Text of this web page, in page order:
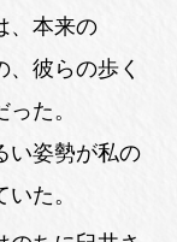
、本来の
、彼らの歩く
た。
い姿勢が私の
た。